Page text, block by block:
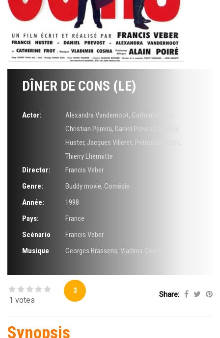
DÎNER DE CONS (LE)
Actor: Alexandra Vandernoot, Catherine Frot
Christian Pereira, Daniel Prévost
Huster, Jacques Villeret, Pétronille Moss
Thierry Lhermitte
Director:
Francis Veber
Genre:
Buddy movie, Comédie
Année:
1998
Pays:
France
Scénario
Francis Veber
Musique
Georges Brassens, Vladimir Cosma
1 votes
3 Share:
Synopsis